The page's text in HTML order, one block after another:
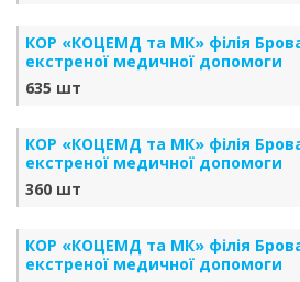
КОР «КОЦЕМД та МК» філія
екстреної медичної допомоги
635 шт
КОР «КОЦЕМД та МК» філія
екстреної медичної допомоги
360 шт
КОР «КОЦЕМД та МК» філія
екстреної медичної допомоги